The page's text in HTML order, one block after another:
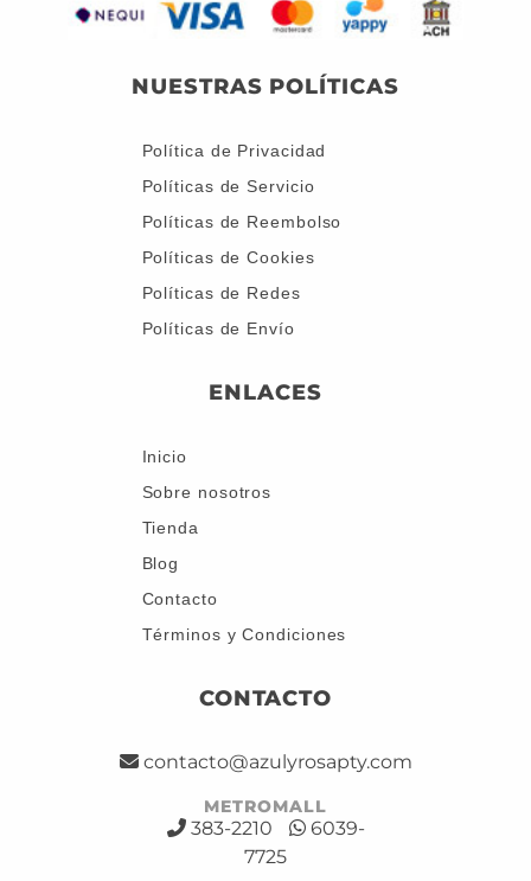
NUESTRAS POLÍTICAS
Política de Privacidad
Políticas de Servicio
Políticas de Reembolso
Políticas de Cookies
Políticas de Redes
Políticas de Envío
ENLACES
Inicio
Sobre nosotros
Tienda
Blog
Contacto
Términos y Condiciones
CONTACTO
contacto@azulyrosapty.com
METROMALL
383-2210
6039-
7725